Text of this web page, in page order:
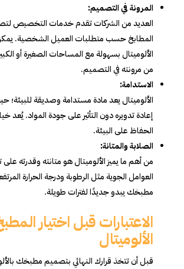
المرونة في التصميم:
العديد من الشركات تقدم خدمات التخصيص
المطابخ حسب متطلبات العميل الشخصية.
الألوميتال بسهولة مع المساحات الصغيرة أو
من مرونته في التصميم.
الاستدامة:
الألوميتال يعد مادة مستدامة وصديقة للبيئة؛
إعادة تدويره دون التأثير على جودة المواد. يُعد
الحفاظ على البيئة.
الصلابة والمتانة:
من أهم ما يميز الألوميتال هو متانته وقدرته
العوامل الجوية مثل الرطوبة ودرجة الحرارة
مطبخك يبدو جديدًا لفترات طويلة.
الاعتبارات قبل اختيار
الألوميتال
قبل أن تتخذ قرارك النهائي بتصميم مطبخك